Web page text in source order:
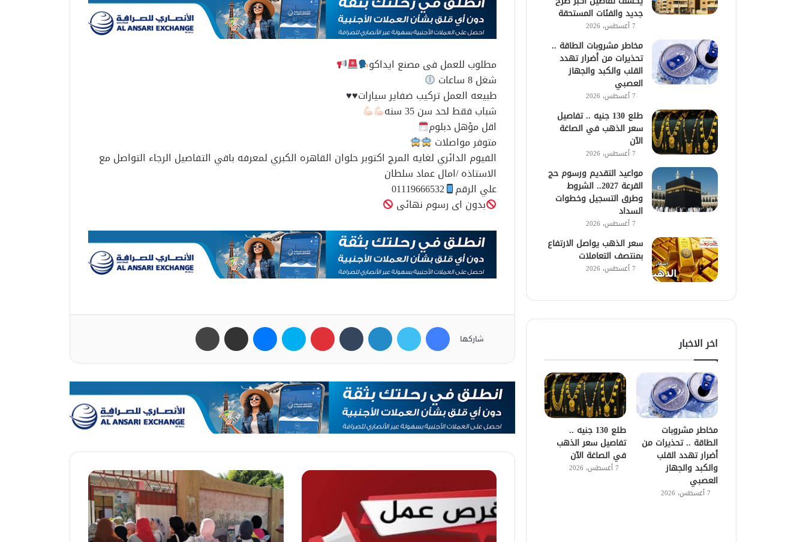
مطلوب للعمل فى مصنع ايداكو
شغل 8 ساعات
طبيعه العمل تركيب ضفاير سيارات♥️♥️
شباب فقط لحد سن 35 سنه
اقل مؤهل دبلوم
متوفر مواصلات
الفيوم الدائري لغايه المرج اكتوبر حلوان القاهره الكبري لمعرفه باقي التفاصيل الرجاء التواصل مع
الاستاذه /امال عماد سلطان
علي الرقم
01119666532
بدون اى رسوم نهائى
شاركها
فيسبوك تويتر لينكدإن بينتيريست سكايب ماسنجر مشاركة عبر البريد
جديد والفئات المستحقة
7 أغسطس، 2026
مخاطر مشروبات الطاقة ..
تحذيرات من أضرار تهدد
القلب والكبد والجهاز
العصبي
7 أغسطس، 2026
طلع 130 جنيه .. تفاصيل
سعر الذهب في الصاغة
الآن
7 أغسطس، 2026
مواعيد التقديم ورسوم حج
القرعة 2027.. الشروط
وطرق التسجيل وخطوات
السداد
7 أغسطس، 2026
سعر الذهب يواصل الارتفاع
بمنتصف التعاملات
7 أغسطس، 2026
اخر الاخبار
مخاطر مشروبات
الطاقة .. تحذيرات من
أضرار تهدد القلب
والكبد والجهاز
العصبي
7 أغسطس، 2026
طلع 130 جنيه ..
تفاصيل سعر الذهب
في الصاغة الآن
7 أغسطس، 2026